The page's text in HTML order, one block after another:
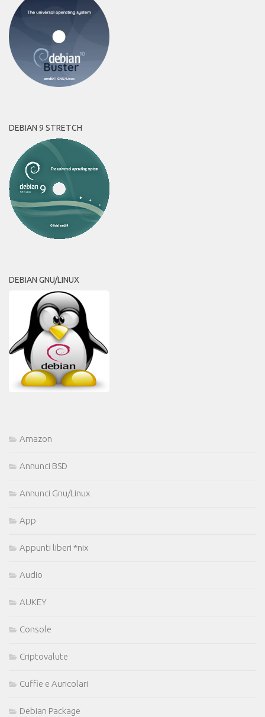
DEBIAN 9 STRETCH
DEBIAN GNU/LINUX
Amazon
Annunci BSD
Annunci Gnu/Linux
App
Appunti liberi *nix
Audio
AUKEY
Console
Criptovalute
Cuffie e Auricolari
Debian Package